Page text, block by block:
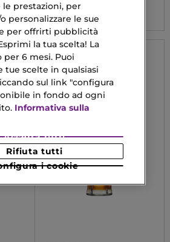
68,25 €
prestazioni, per
personalizzare le sue
per offrirti pubblicità
la tua scelta! La
per 6 mesi. Puoi
tue scelte in qualsiasi
sul link "configura
in fondo ad ogni
Informativa sulla
i cookie
Rifiuta tutti
Accetta tutti